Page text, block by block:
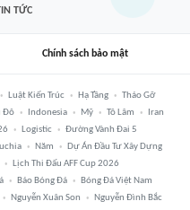
TỨC
Chính sách bảo mật
Luật Kiến Trúc Hạ Tầng
Tháo Gỡ
Đô Indonesia Mỹ Tô Lâm
Iran
Logistic
Đường Vành Đai 5
Năm
Dự Án Đầu Tư Xây Dựng
Lịch Thi Đấu AFF Cup 2026
Báo Bóng Đá
Bóng Đá Việt Nam
Nguyễn Xuân Son
Nguyễn Đình Bắc